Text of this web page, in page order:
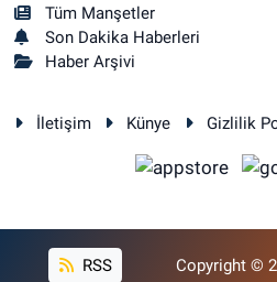
Tüm Manşetler
Son Dakika Haberleri
Haber Arşivi
İletişim Künye Gizlilik
RSS Copyright ©